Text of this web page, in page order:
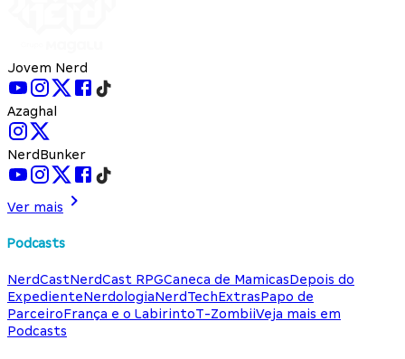
Jovem Nerd
Azaghal
NerdBunker
Ver mais
Podcasts
NerdCastNerdCast RPGCaneca de MamicasDepois do
ExpedienteNerdologiaNerdTechExtrasPapo de
ParceiroFrança e o LabirintoT-ZombiiVeja mais em
Podcasts